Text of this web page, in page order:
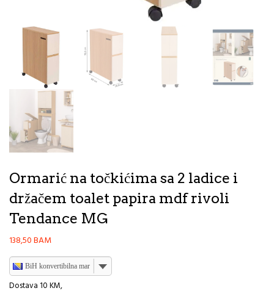
Ormarić na točkićima sa 2 ladice i
držačem toalet papira mdf rivoli
Tendance MG
138,50BAM
BiH konvertibilna marka
Dostava 10 KM,